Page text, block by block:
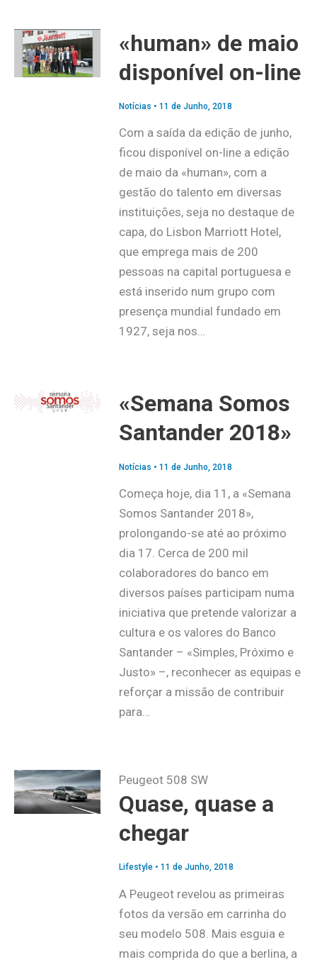
«human» de maio
disponível on-line
Notícias • 11 de Junho, 2018
Com a saída da edição de junho,
ficou disponível on-line a edição
de maio da «human», com a
gestão do talento em diversas
instituições, seja no destaque de
capa, do Lisbon Marriott Hotel,
que emprega mais de 200
pessoas na capital portuguesa e
está inserido num grupo com
presença mundial fundado em
1927, seja nos…
«Semana Somos
Santander 2018»
Notícias • 11 de Junho, 2018
Começa hoje, dia 11, a «Semana
Somos Santander 2018»,
prolongando-se até ao próximo
dia 17. Cerca de 200 mil
colaboradores do banco em
diversos países participam numa
iniciativa que pretende valorizar a
cultura e os valores do Banco
Santander – «Simples, Próximo e
Justo» –, reconhecer as equipas e
reforçar a missão de contribuir
para…
Peugeot 508 SW
Quase, quase a
chegar
Lifestyle• 11 de Junho, 2018
A Peugeot revelou as primeiras
fotos da versão em carrinha do
seu modelo 508. Mais esguia e
mais comprida do que a berlina, a